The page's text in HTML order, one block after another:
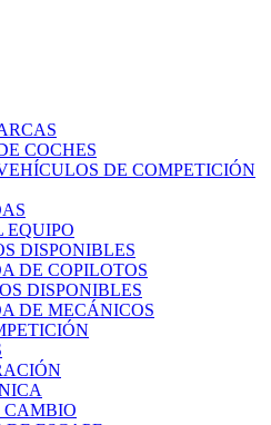
COCHES
DE COMPETICIÓN
EQUIPO
DISPONIBLES
DE COPILOTOS
DISPONIBLES
DE MECÁNICOS
CAMBIO